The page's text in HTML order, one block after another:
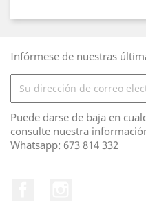
Infórmese de nuestras
Puede darse de baja en
consulte nuestra
Whatsapp: 673 814 332